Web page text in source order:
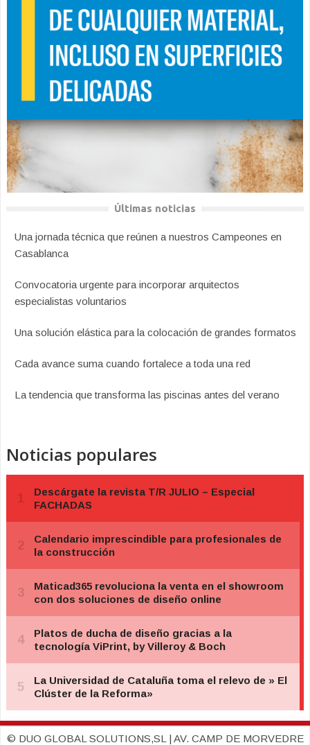
Últimas noticias
Una jornada técnica que reúnen a nuestros Campeones en
Casablanca
Convocatoria urgente para incorporar arquitectos
especialistas voluntarios
Una solución elástica para la colocación de grandes formatos
Cada avance suma cuando fortalece a toda una red
La tendencia que transforma las piscinas antes del verano
Noticias populares
© DUO GLOBAL SOLUTIONS,SL | AV. CAMP DE MORVEDRE